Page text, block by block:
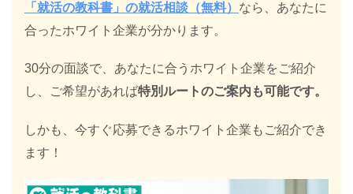
「就活の教科書」の就活相談（無料） なら、あなたに
合ったホワイト企業が分かります。
30分の面談で、あなたに合うホワイト企業をご紹介
し、ご希望があれば特別ルートのご案内も可能です。
しかも、今すぐ応募できるホワイト企業もご紹介でき
ます！